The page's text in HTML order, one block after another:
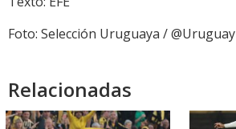
Foto: Selección Uruguaya / @Uruguay
Relacionadas